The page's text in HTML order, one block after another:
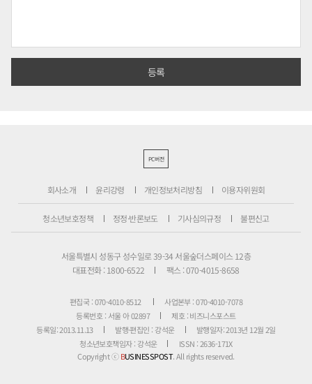
PC버전
회사소개 윤리강령 개인정보처리방침 이용자위원회
청소년보호정책 정정·반론보도 기사심의규정 불편신고
서울특별시 성동구 성수일로 39-34 서울숲더스페이스 12층
대표전화 : 1800-6522
팩스 : 070-4015-8658
편집국 : 070-4010-8512
사업본부 : 070-4010-7078
등록번호 : 서울 아 02897
제호 : 비즈니스포스트
등록일: 2013.11.13
발행·편집인 : 강석운
발행일자: 2013년 12월 2일
청소년보호책임자 : 강석운
ISSN : 2636-171X
Copyright ⓒBUSINESSPOST. All rights reserved.